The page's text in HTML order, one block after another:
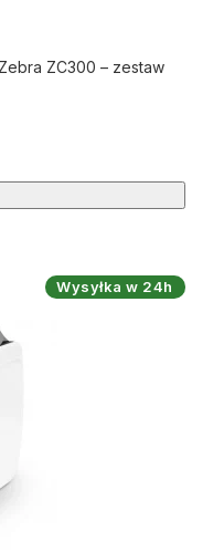
ZC300 – zestaw
Wysyłka w 24h